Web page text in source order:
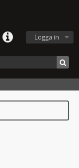
Logga in